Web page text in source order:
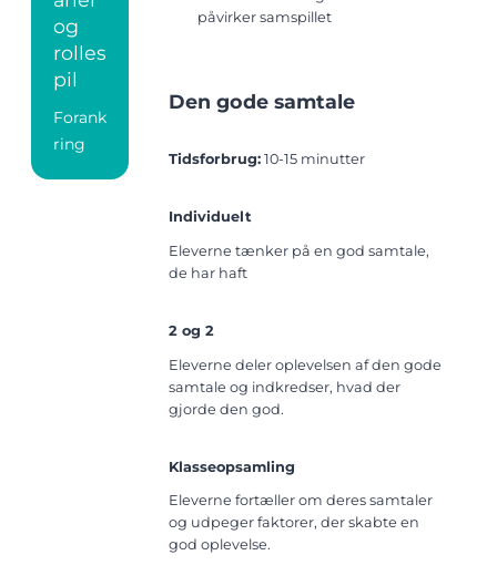
og
rolles
pil
Forank
ring
påvirker samspillet
Den gode samtale
Tidsforbrug: 10-15 minutter
Individuelt
Eleverne tænker på en god samtale,
de har haft
2 og 2
Eleverne deler oplevelsen af den gode
samtale og indkredser, hvad der
gjorde den god.
Klasseopsamling
Eleverne fortæller om deres samtaler
og udpeger faktorer, der skabte en
god oplevelse.